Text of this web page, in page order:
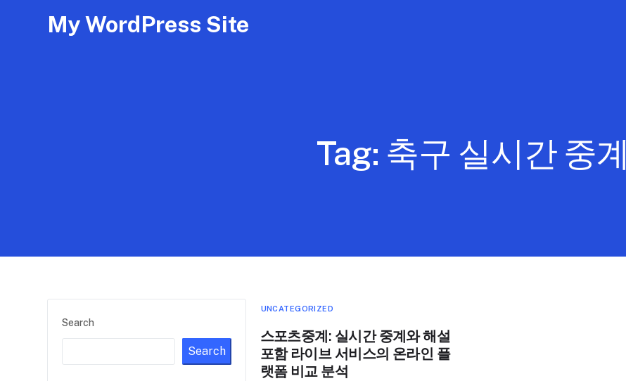
My WordPress Site
Tag: 축구 실시간 중계
Search
Search
UNCATEGORIZED
스포츠중계: 실시간 중계와 해설
포함 라이브 서비스의 온라인 플
랫폼 비교 분석